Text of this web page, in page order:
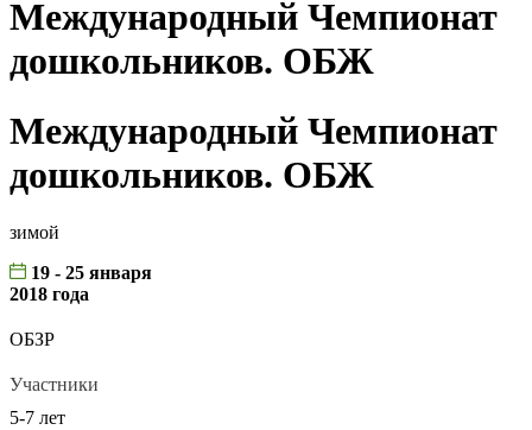
Международный Чемпионат
дошкольников. ОБЖ
Международный Чемпионат
дошкольников. ОБЖ
зимой
19 - 25 января
2018 года
ОБЗР
Участники
5-7 лет